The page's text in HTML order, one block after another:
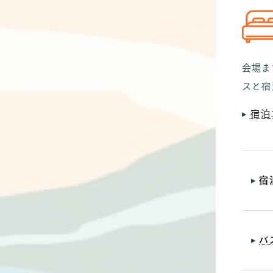
会場
スと
▸宿泊
▸宿
▸ バ